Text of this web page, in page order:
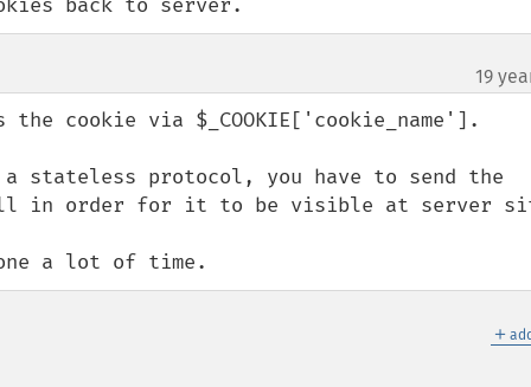
back to server.
19
cookie via $_COOKIE['cookie_name'].
a stateless protocol, you have to send the
in order for it to be visible at server
a lot of time.
＋